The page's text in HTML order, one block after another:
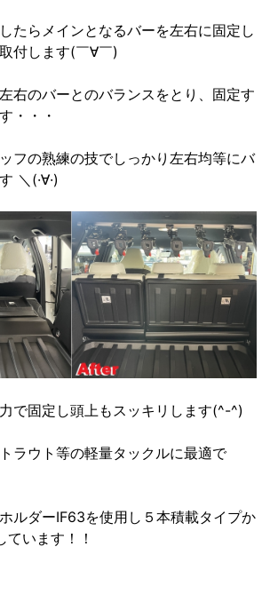
たらメインとなるバーを左右に固定し
付します(￣∀￣)
右のバーとのバランスをとり、固定す
・・・
フの熟練の技でしっかり左右均等にバ
＼(·∀·)
で固定し頭上もスッキリします(^-^)
ラウト等の軽量タックルに最適で
ルダーIF63を使用し５本積載タイプか
います！！